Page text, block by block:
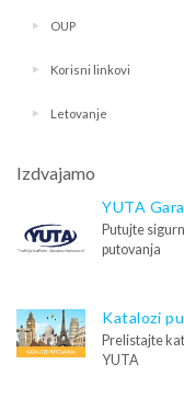
OUP
Korisni linkovi
Letovanje
Izdvajamo
YUTA
Putujte
putovanja
Katalozi
Prelistajte
YUTA